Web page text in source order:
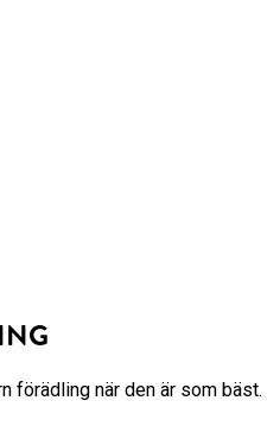
förädling när den är som bäst.